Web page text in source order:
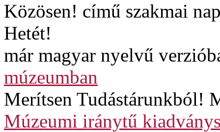
Közösen! című szakmai
Hetét!
már magyar nyelvű
múzeumban
Merítsen Tudástárunkból!
Múzeumi iránytű